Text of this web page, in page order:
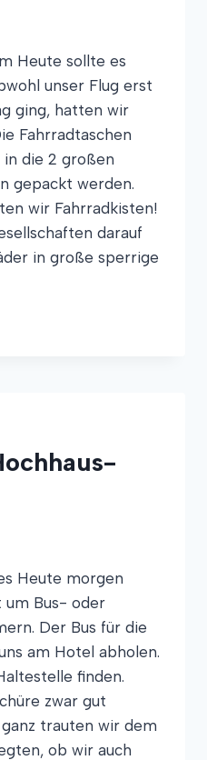
Heute sollte es
unser Flug erst
ging, hatten wir
Fahrradtaschen
die 2 großen
gepackt werden.
wir Fahrradkisten!
darauf
in große sperrige
Heute morgen
um Bus- oder
Der Bus für die
am Hotel abholen.
finden.
zwar gut
trauten wir dem
ob wir auch